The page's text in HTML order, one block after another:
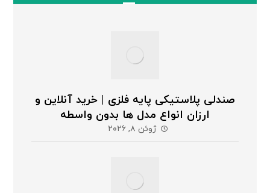
صندلی پلاستیکی پایه فلزی | خرید آنلاین و
ارزان انواع مدل ها بدون واسطه
ژوئن ۸, ۲۰۲۶